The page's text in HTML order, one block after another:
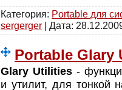
Категория: Portable для
sergerger | Дата:
Portable Glary
Glary Utilities -
и утилит, для тонкой